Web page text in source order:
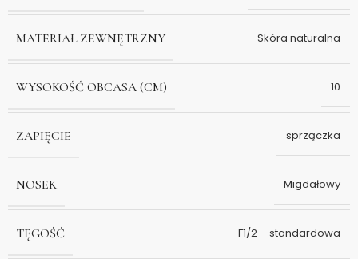
MATERIAŁ ZEWNĘTRZNY Skóra naturalna
WYSOKOŚĆ OBCASA (CM) 10
ZAPIĘCIE sprzączka
NOSEK Migdałowy
TĘGOŚĆ F1/2 – standardowa